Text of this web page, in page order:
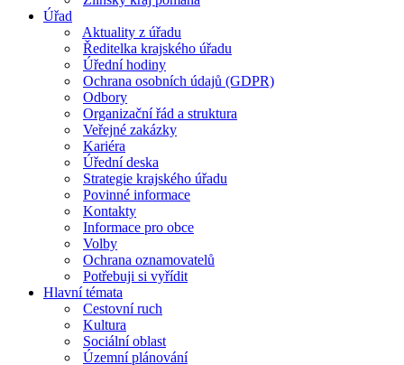
Úřad
Aktuality z úřadu
Ředitelka krajského úřadu
Úřední hodiny
Ochrana osobních údajů (GDPR)
Odbory
Organizační řád a struktura
Veřejné zakázky
Kariéra
Úřední deska
Strategie krajského úřadu
Povinné informace
Kontakty
Informace pro obce
Volby
Ochrana oznamovatelů
Potřebuji si vyřídit
Hlavní témata
Cestovní ruch
Kultura
Sociální oblast
Územní plánování